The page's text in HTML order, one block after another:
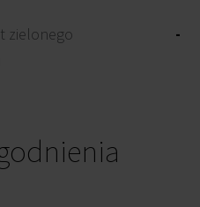
zielonego
-